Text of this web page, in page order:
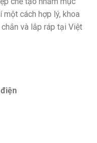
cách hợp lý, khoa
và lắp ráp tại Việt